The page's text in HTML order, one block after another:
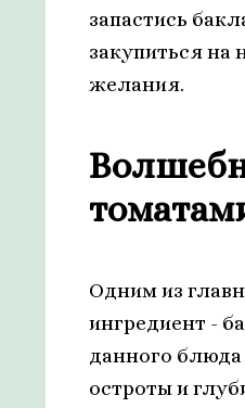
запастись
закупиться на
желания.
Одним из
ингредиент -
данного блюда
остроты и